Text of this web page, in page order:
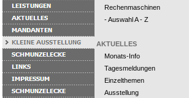
Rechenmaschinen
- Auswahl A - Z
AKTUELLES
Monats-Info
Tagesmeldungen
Einzelthemen
Ausstellung